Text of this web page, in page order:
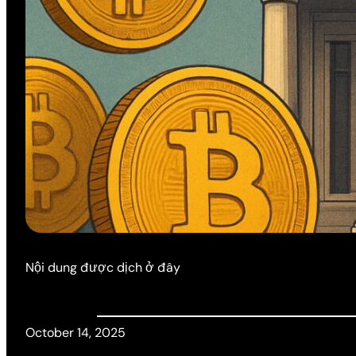
Nội dung được dịch ở đây
October 14, 2025